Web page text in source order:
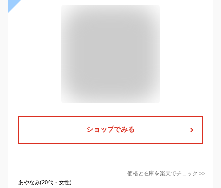
ショップでみる
価格と在庫を楽天でチェック >>
あやなみ(20代・女性)